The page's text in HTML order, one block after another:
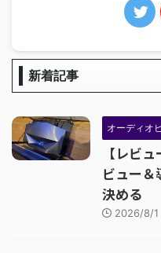
新着記事
オーディオ
【レビ
ビュー＆
決める
2026/8/1